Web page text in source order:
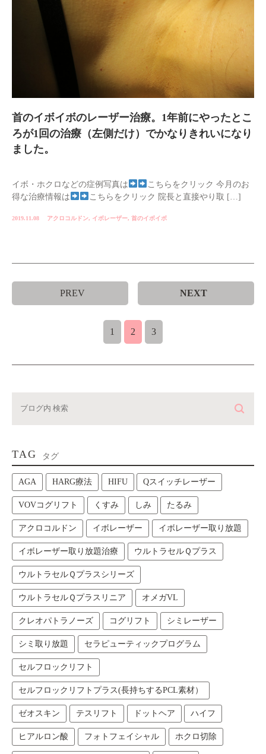
首のイボイボのレーザー治療。1年前にやったとこ
ろが1回の治療（左側だけ）でかなりきれいになり
ました。
イボ・ホクロなどの症例写真は
こちらをクリック 今月のお
得な治療情報は
こちらをクリック 院長と直接やり取 […]
2019.11.08 アクロコルドン, イボレーザー, 首のイボイボ
PREV
1 2 3
NEXT
TAG タグ
AGA HARG療法 HIFU Qスイッチレーザー
VOVコグリフト くすみ しみ たるみ
アクロコルドン イボレーザー イボレーザー取り放題
イボレーザー取り放題治療 ウルトラセルＱプラス
ウルトラセルＱプラスシリーズ
ウルトラセルＱプラスリニア オメガVL
クレオパトラノーズ コグリフト シミレーザー
シミ取り放題 セラピューティックプログラム
セルフロックリフト
セルフロックリフトプラス(長持ちするPCL素材）
ゼオスキン テスリフト ドットヘア ハイフ
ヒアルロン酸 フォトフェイシャル ホクロ切除